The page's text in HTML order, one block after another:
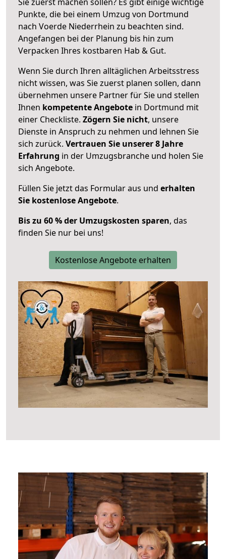
Punkte, die bei einem Umzug von Dortmund
nach Voerde Niederrhein zu beachten sind.
Angefangen bei der Planung bis hin zum
Verpacken Ihres kostbaren Hab & Gut.
Wenn Sie durch Ihren alltäglichen Arbeitsstress
nicht wissen, was Sie zuerst planen sollen, dann
übernehmen unsere Partner für Sie und stellen
Ihnen kompetente Angebote in Dortmund mit
einer Checkliste. Zögern Sie nicht, unsere
Dienste in Anspruch zu nehmen und lehnen Sie
sich zurück. Vertrauen Sie unserer 8 Jahre
Erfahrung in der Umzugsbranche und holen Sie
sich Angebote.
Füllen Sie jetzt das Formular aus und erhalten
Sie kostenlose Angebote.
Bis zu 60 % der Umzugskosten sparen, das
finden Sie nur bei uns!
Kostenlose Angebote erhalten